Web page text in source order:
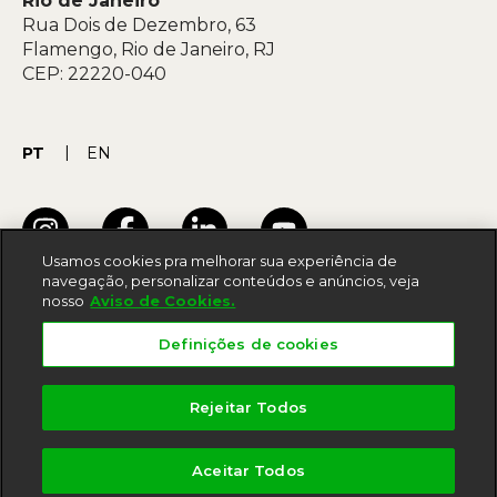
Rua Dois de Dezembro, 63
Flamengo, Rio de Janeiro, RJ
CEP: 22220-040
PT EN
Política de privacidade
Usamos cookies pra melhorar sua experiência de
navegação, personalizar conteúdos e anúncios, veja
nosso Aviso de Cookies.
Definições de cookies
Rejeitar Todos
Aceitar Todos